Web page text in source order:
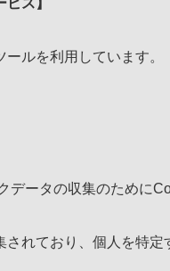
ス】
ルを利用しています。
ータの収集のために
れており、個人を特定